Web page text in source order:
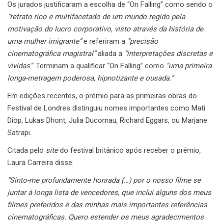
Os jurados justificaram a escolha de “On Falling” como sendo o
“retrato rico e multifacetado de um mundo regido pela
motivação do lucro corporativo, visto através da história de
uma mulher imigrante”e referiram a “precisão
cinematográfica magistral”aliada a “interpretações discretas e
vividas”. Terminam a qualificar “On Falling” como “uma primeira
longa-metragem poderosa, hipnotizante e ousada.”
Em edições recentes, o prémio para as primeiras obras do
Festival de Londres distinguiu nomes importantes como Mati
Diop, Lukas Dhont, Julia Ducornau, Richard Eggars, ou Marjane
Satrapi.
Citada pelo sitedo festival britânico após receber o prémio,
Laura Carreira disse:
“Sinto-me profundamente honrada (…) por o nosso filme se
juntar à longa lista de vencedores, que inclui alguns dos meus
filmes preferidos e das minhas mais importantes referências
cinematográficas. Quero estender os meus agradecimentos